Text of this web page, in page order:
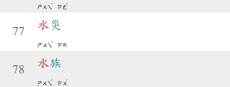
ㄕㄨㄟ
ˇ
ㄗㄜ
ˊ
77
水 災
ㄕㄨㄟ
ˇ
ㄗㄞ
78
水族
ㄕㄨㄟ
ˇ
ㄗㄨ
ˊ